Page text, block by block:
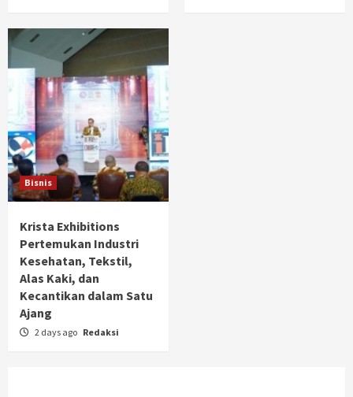
Bisnis
Krista Exhibitions
Pertemukan Industri
Kesehatan, Tekstil,
Alas Kaki, dan
Kecantikan dalam Satu
Ajang
2 days ago Redaksi